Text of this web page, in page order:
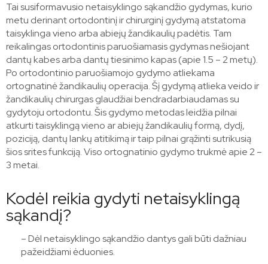
Tai susiformavusio netaisyklingo sąkandžio gydymas, kurio
metu derinant ortodontinį ir chirurginį gydymą atstatoma
taisyklinga vieno arba abiejų žandikaulių padėtis. Tam
reikalingas ortodontinis paruošiamasis gydymas nešiojant
dantų kabes arba dantų tiesinimo kapas (apie 1.5 – 2 metų).
Po ortodontinio paruošiamojo gydymo atliekama
ortognatinė žandikaulių operacija. Šį gydymą atlieka veido ir
žandikaulių chirurgas glaudžiai bendradarbiaudamas su
gydytoju ortodontu. Šis gydymo metodas leidžia pilnai
atkurti taisyklingą vieno ar abiejų žandikaulių formą, dydį,
poziciją, dantų lankų atitikimą ir taip pilnai grąžinti sutrikusią
šios srites funkciją. Viso ortognatinio gydymo trukmė apie 2 –
3 metai.
Kodėl reikia gydyti netaisyklingą
sąkandį?
– Dėl netaisyklingo sąkandžio dantys gali būti dažniau
pažeidžiami ėduonies.